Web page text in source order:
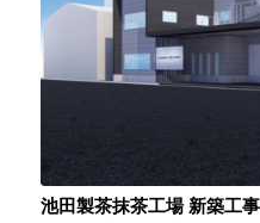
池田製茶抹茶工場 新築工